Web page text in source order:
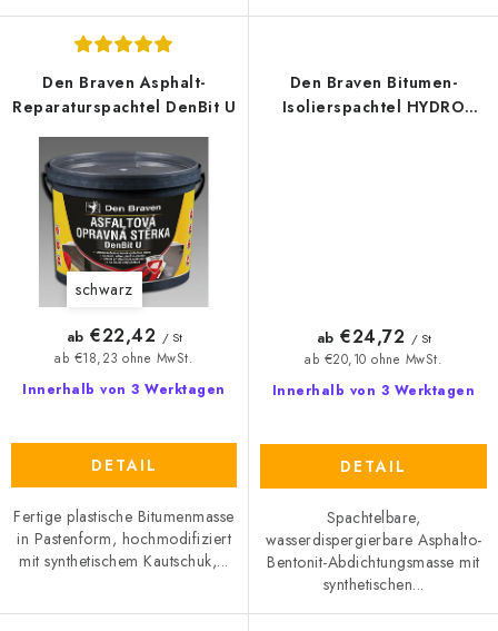
Den Braven Asphalt-
Reparaturspachtel DenBit U
schwarz
Innerhalb von 3 Werktagen
ab €18,23 ohne MwSt.
ab €22,42 / St
DETAIL
Fertige plastische Bitumenmasse
in Pastenform, hochmodifiziert
mit synthetischem Kautschuk,...
Den Braven Bitumen-
Isolierspachtel HYDRO
Innerhalb von 3 Werktagen
ab €20,10 ohne MwSt.
ab €24,72 / St
DETAIL
Spachtelbare,
wasserdispergierbare Asphalto-
Bentonit-Abdichtungsmasse mit
synthetischen...